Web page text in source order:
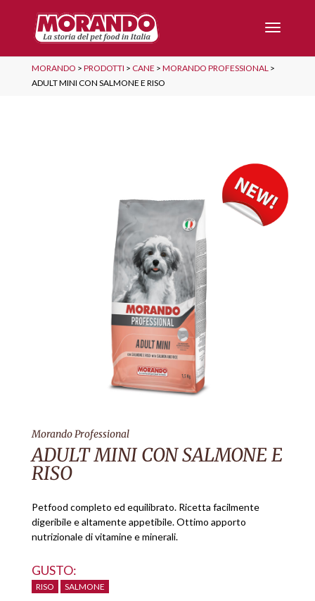
MORANDO > PRODOTTI > CANE > MORANDO PROFESSIONAL>
ADULT MINI CON SALMONE E RISO
Morando Professional
ADULT MINI CON SALMONE E
RISO
Petfood completo ed equilibrato. Ricetta facilmente
digeribile e altamente appetibile. Ottimo apporto
nutrizionale di vitamine e minerali.
GUSTO:
RISO SALMONE